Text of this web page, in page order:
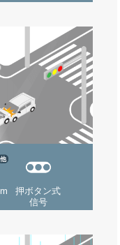
他
押ボタン式
信号